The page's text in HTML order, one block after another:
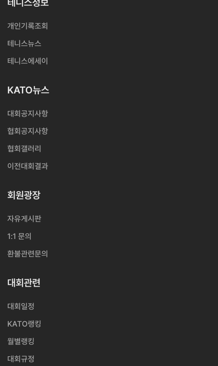
테니스정보
개인기록조회
테니스뉴스
테니스에세이
KATO뉴스
대회공지사항
협회공지사항
협회갤러리
이전대회결과
회원광장
자유게시판
1:1 문의
환불관련문의
대회관련
대회일정
KATO랭킹
월별랭킹
대회규정